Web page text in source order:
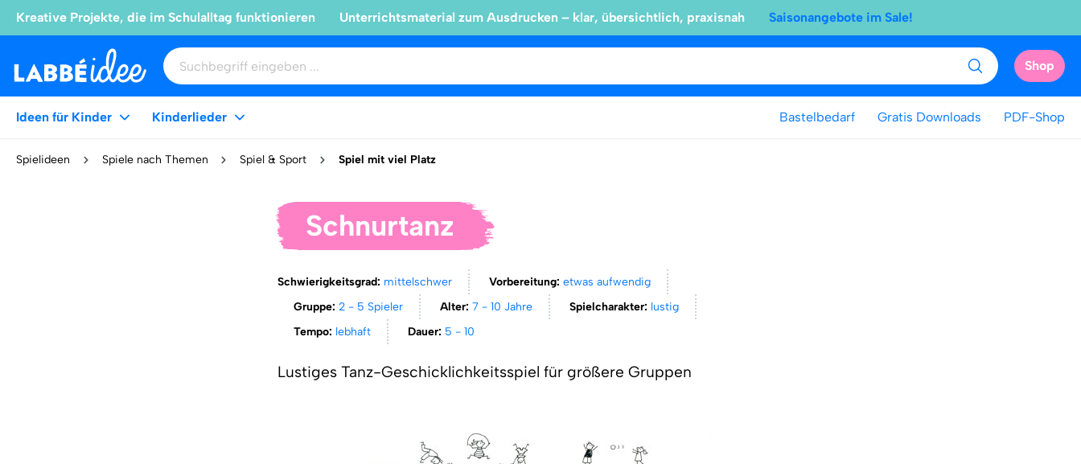
Kreative Projekte, die im Schulalltag funktionieren Unterrichtsmaterial zum Ausdrucken – klar, übersichtlich, praxisnah Saisonangebote im Sale!
Shop
Ideen für Kinder Kinderlieder Bastelbedarf Gratis Downloads PDF-Shop
Spielideen Spiele nach Themen Spiel & Sport Spiel mit viel Platz
Schnurtanz
Schwierigkeitsgrad: mittelschwer Vorbereitung:etwas aufwendig
Gruppe:2 - 5 Spieler Alter:7 - 10 Jahre Spielcharakter: lustig
Tempo: lebhaft Dauer: 5 - 10
Lustiges Tanz-Geschicklichkeitsspiel für größere Gruppen